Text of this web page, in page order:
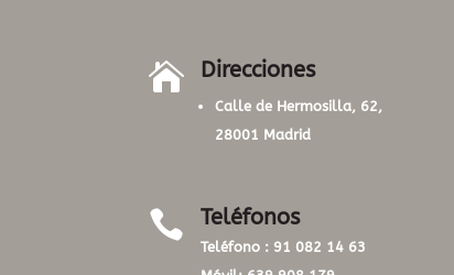
 Direcciones
Calle de Hermosilla, 62,
28001 Madrid
 Teléfonos
Teléfono : 91 082 14 63